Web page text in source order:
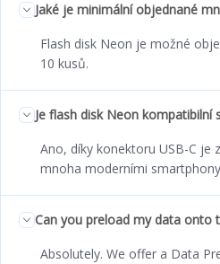
Jaké je minimální objednané
Flash disk Neon je možné
10 kusů.
Je flash disk Neon kompatibilní
Ano, díky konektoru USB-C je
mnoha moderními
Can you preload my data onto
Absolutely. We offer a Data